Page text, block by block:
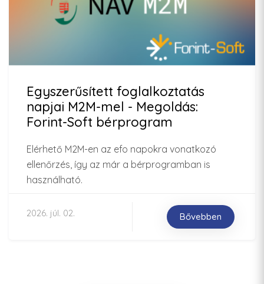
Egyszerűsített foglalkoztatás
napjai M2M-mel - Megoldás:
Forint-Soft bérprogram
Elérhető M2M-en az efo napokra vonatkozó
ellenőrzés, így az már a bérprogramban is
használható.
2026. júl. 02. Bővebben